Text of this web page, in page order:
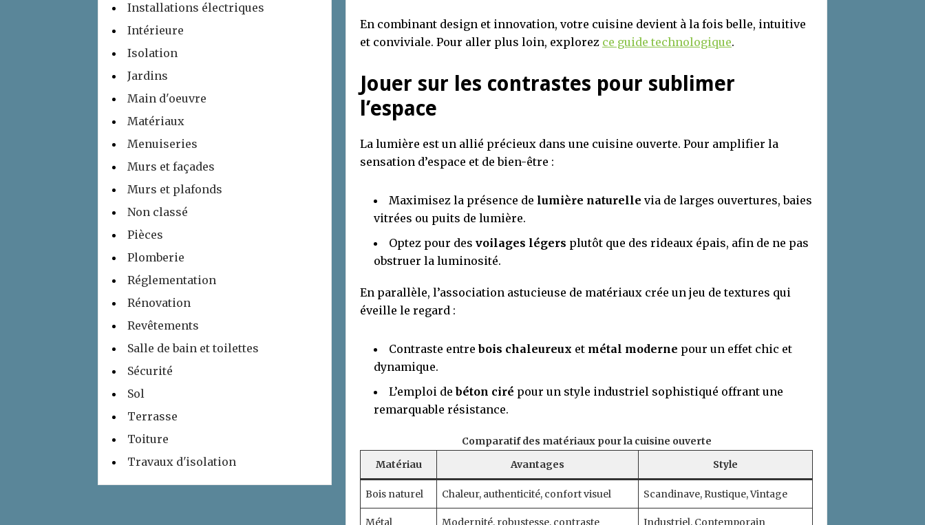
En combinant design et innovation, votre cuisine devient à la fois belle, intuitive
et conviviale. Pour aller plus loin, explorez ce guide technologique.
Jouer sur les contrastes pour sublimer
l’espace
La lumière est un allié précieux dans une cuisine ouverte. Pour amplifier la
sensation d’espace et de bien-être :
Maximisez la présence de lumière naturelle via de larges ouvertures, baies
vitrées ou puits de lumière.
Optez pour des voilages légers plutôt que des rideaux épais, afin de ne pas
obstruer la luminosité.
En parallèle, l’association astucieuse de matériaux crée un jeu de textures qui
éveille le regard :
Contraste entrebois chaleureux et métal moderne pour un effet chic et
dynamique.
L’emploi debéton ciré pour un style industriel sophistiqué offrant une
remarquable résistance.
Comparatif des matériaux pour la cuisine ouverte
Matériau
Avantages Style
Bois naturel Chaleur, authenticité, confort visuel Scandinave, Rustique, Vintage
Métal Modernité, robustesse, contraste Industriel, Contemporain
Installations électriques
Intérieure
Isolation
Jardins
Main d'oeuvre
Matériaux
Menuiseries
Murs et façades
Murs et plafonds
Non classé
Pièces
Plomberie
Réglementation
Rénovation
Revêtements
Salle de bain et toilettes
Sécurité
Sol
Terrasse
Toiture
Travaux d'isolation